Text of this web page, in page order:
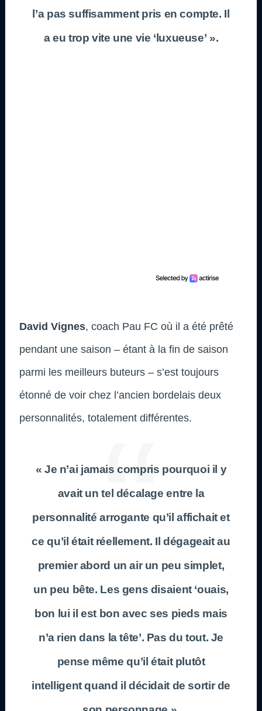
l’a pas suffisamment pris en compte. Il
a eu trop vite une vie ‘luxueuse’ ».
David Vignes, coach Pau FC où il a été prêté
pendant une saison – étant à la fin de saison
parmi les meilleurs buteurs – s’est toujours
étonné de voir chez l’ancien bordelais deux
personnalités, totalement différentes.
« Je n’ai jamais compris pourquoi il y
avait un tel décalage entre la
personnalité arrogante qu’il affichait et
ce qu’il était réellement. Il dégageait au
premier abord un air un peu simplet,
un peu bête. Les gens disaient ‘ouais,
bon lui il est bon avec ses pieds mais
n’a rien dans la tête’. Pas du tout. Je
pense même qu’il était plutôt
intelligent quand il décidait de sortir de